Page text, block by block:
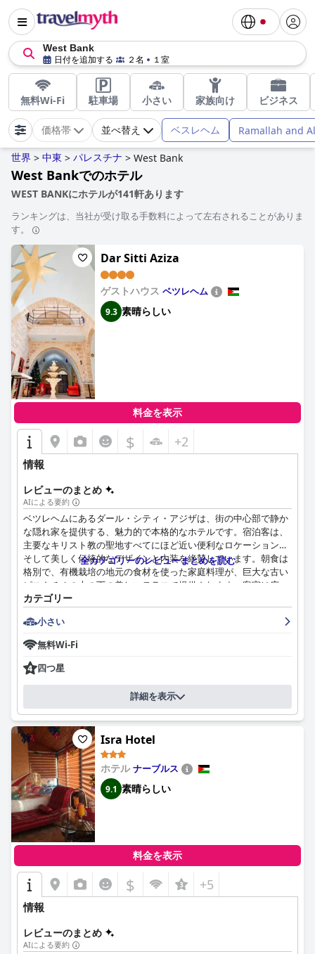
West Bank
日付を追加する ２名 １室
無料Wi-Fi 駐車場 小さい 家族向け ビジネス
価格帯 並べ替え ベスレヘム Ramallah and
世界 > 中東 > パレスチナ > West Bank
West Bankでのホテル
WEST BANKにホテルが141軒あります
ランキングは、当社が受け取る手数料によって左右されることがありま
す。
Dar Sitti Aziza
ゲストハウス ベツレヘム
9.3 素晴らしい
料金を表示
$ +2
情報
レビューのまとめ
AIによる要約
ベツレヘムにあるダール・シティ・アジザは、街の中心部で静か
な隠れ家を提供する、魅力的で本格的なホテルです。宿泊客は、
主要なキリスト教の聖地すべてにほど近い便利なロケーション、
そして美しく伝統的なデザインと内装を絶賛しています。朝食は
格別で、有機栽培の地元の食材を使った家庭料理が、巨大な古い
ピスタチオの木の下の美しいテラスで提供されます。客室は広々
としていて清潔で快適で、優れた設備が整っています。ホテル
は、優れたサービスと細部へのこだわりで知られています。スタ
ッフ、特にオーナーのナビルは、フレンドリーで親切で、地元の
地域についてよく知っており、いつもやるべきことや見るべきこ
とのヒントやおすすめを提供してくれます。全体として、ダー
ル・シティ・アジザは、温かく歓迎的な雰囲気の中で、パレスチ
ナの歴史と文化を体験したい人にとって最適な選択肢です。
全カテゴリーのレビューまとめを読む
カテゴリー
小さい
無料Wi-Fi
四つ星
詳細を表示
Isra Hotel
ホテルナーブルス
9.1 素晴らしい
料金を表示
$ +5
情報
レビューのまとめ
AIによる要約